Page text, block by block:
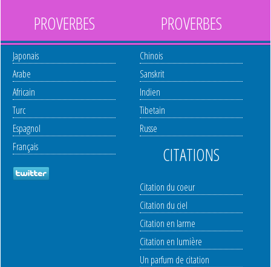
PROVERBES
Japonais
Arabe
Africain
Turc
Espagnol
Français
PROVERBES
Chinois
Sanskrit
Indien
Tibetain
Russe
CITATIONS
Citation du coeur
Citation du ciel
Citation en larme
Citation en lumière
Un parfum de citation